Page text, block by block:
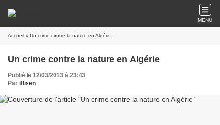
MENU
Accueil » Un crime contre la nature en Algérie
Un crime contre la nature en Algérie
Publié le 12/03/2013 à 23:43
Par iflisen